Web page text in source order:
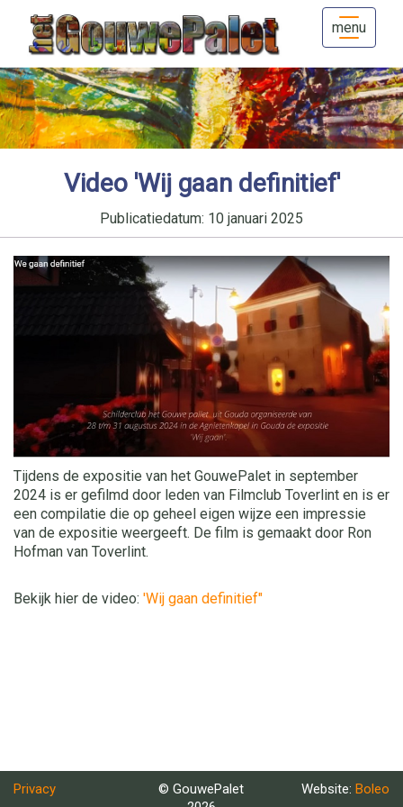
menu
Video 'Wij gaan definitief'
Publicatiedatum: 10 januari 2025
Tijdens de expositie van het GouwePalet in september
2024 is er gefilmd door leden van Filmclub Toverlint en is er
een compilatie die op geheel eigen wijze een impressie
van de expositie weergeeft. De film is gemaakt door Ron
Hofman van Toverlint.
Bekijk hier de video: 'Wij gaan definitief"
Privacy
© GouwePalet
Website: Boleo